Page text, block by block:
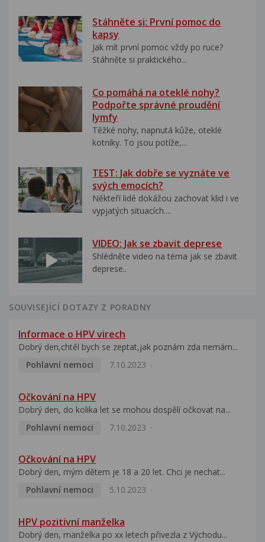
Stáhněte si: První pomoc do
kapsy
Jak mít první pomoc vždy po ruce?
Stáhněte si praktického...
Co pomáhá na oteklé nohy?
Podpořte správné proudění
lymfy
Těžké nohy, napnutá kůže, oteklé
kotníky. To jsou potíže,...
TEST: Jak dobře se vyznáte ve
svých emocích?
Někteří lidé dokážou zachovat klid i ve
vypjatých situacích....
VIDEO: Jak se zbavit deprese
Shlédněte video na téma jak se zbavit
deprese..
SOUVISEJÍCÍ DOTAZY Z PORADNY
Informace o HPV virech
Dobrý den,chtěl bych se zeptat,jak poznám zda nemám...
Pohlavní nemoci
7.10.2023
Očkování na HPV
Dobrý den, do kolika let se mohou dospělí očkovat na...
Pohlavní nemoci
7.10.2023
Očkování na HPV
Dobrý den, mým dětem je 18 a 20 let. Chci je nechat...
Pohlavní nemoci
5.10.2023
HPV pozitivní manželka
Dobrý den, manželka po xx letech přivezla z Východu...